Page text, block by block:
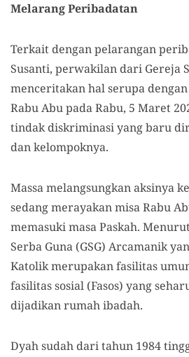
Melarang Peribadatan
Terkait dengan pelarangan
Susanti, perwakilan dari Gereja
menceritakan hal serupa
Rabu Abu pada Rabu, 5 Maret
tindak diskriminasi yang baru
dan kelompoknya.
Massa melangsungkan aksinya
sedang merayakan misa Rabu
memasuki masa Paskah.
Serba Guna (GSG) Arcamanik
Katolik merupakan fasilitas
fasilitas sosial (Fasos) yang
dijadikan rumah ibadah.
Dyah sudah dari tahun 1984